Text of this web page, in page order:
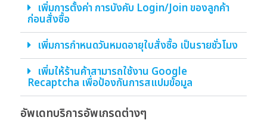
เพิ่มการตั้งค่า การบังคับ Login/Join ของลูกค้า
ก่อนสั่งซื้อ
เพิ่มการกำหนดวันหมดอายุใบสั่งซื้อ เป็นรายชั่วโมง
เพิ่มให้ร้านค้าสามารถใช้งาน Google
Recaptcha เพื่อป้องกันการสแปมข้อมูล
อัพเดทบริการอัพเกรดต่างๆ